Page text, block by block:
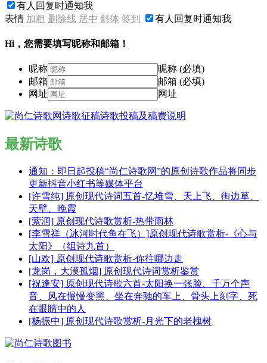
有人回复时通知我
表情 加粗 删除线 居中 斜体 签到 有人回复时通知我
Hi，您需要填写昵称和邮箱！
昵称
昵称 (必填)
邮箱
邮箱 (必填)
网址
网址
最新诗歌
通知：即日起投稿“尚仁诗歌网”的原创诗歌作品将同步
更新抖音小红书等媒体平台
[许雪纯] 原创现代诗词五首-忆堆雪、天上飞、街边草、
天壁、晚霞
[萦洄] 原创现代诗歌赏析-热带雨林
[李雪祥（冰河时代鱼在飞）]原创现代诗歌赏析-《心与
太阳》（组诗九首）
[山欢] 原创现代诗歌赏析-你往哪边走
[龙岗，大漠孤烟] 原创现代诗词赏析鉴赏
[祝逢安] 原创现代诗歌六首-太阳换一张脸、千万个声
音、风在慢慢变黑、坐在奔驰的车上、骨头上刻字、死
在眼睛中的人
[杨振中] 原创现代诗歌赏析-月光下的老槐树